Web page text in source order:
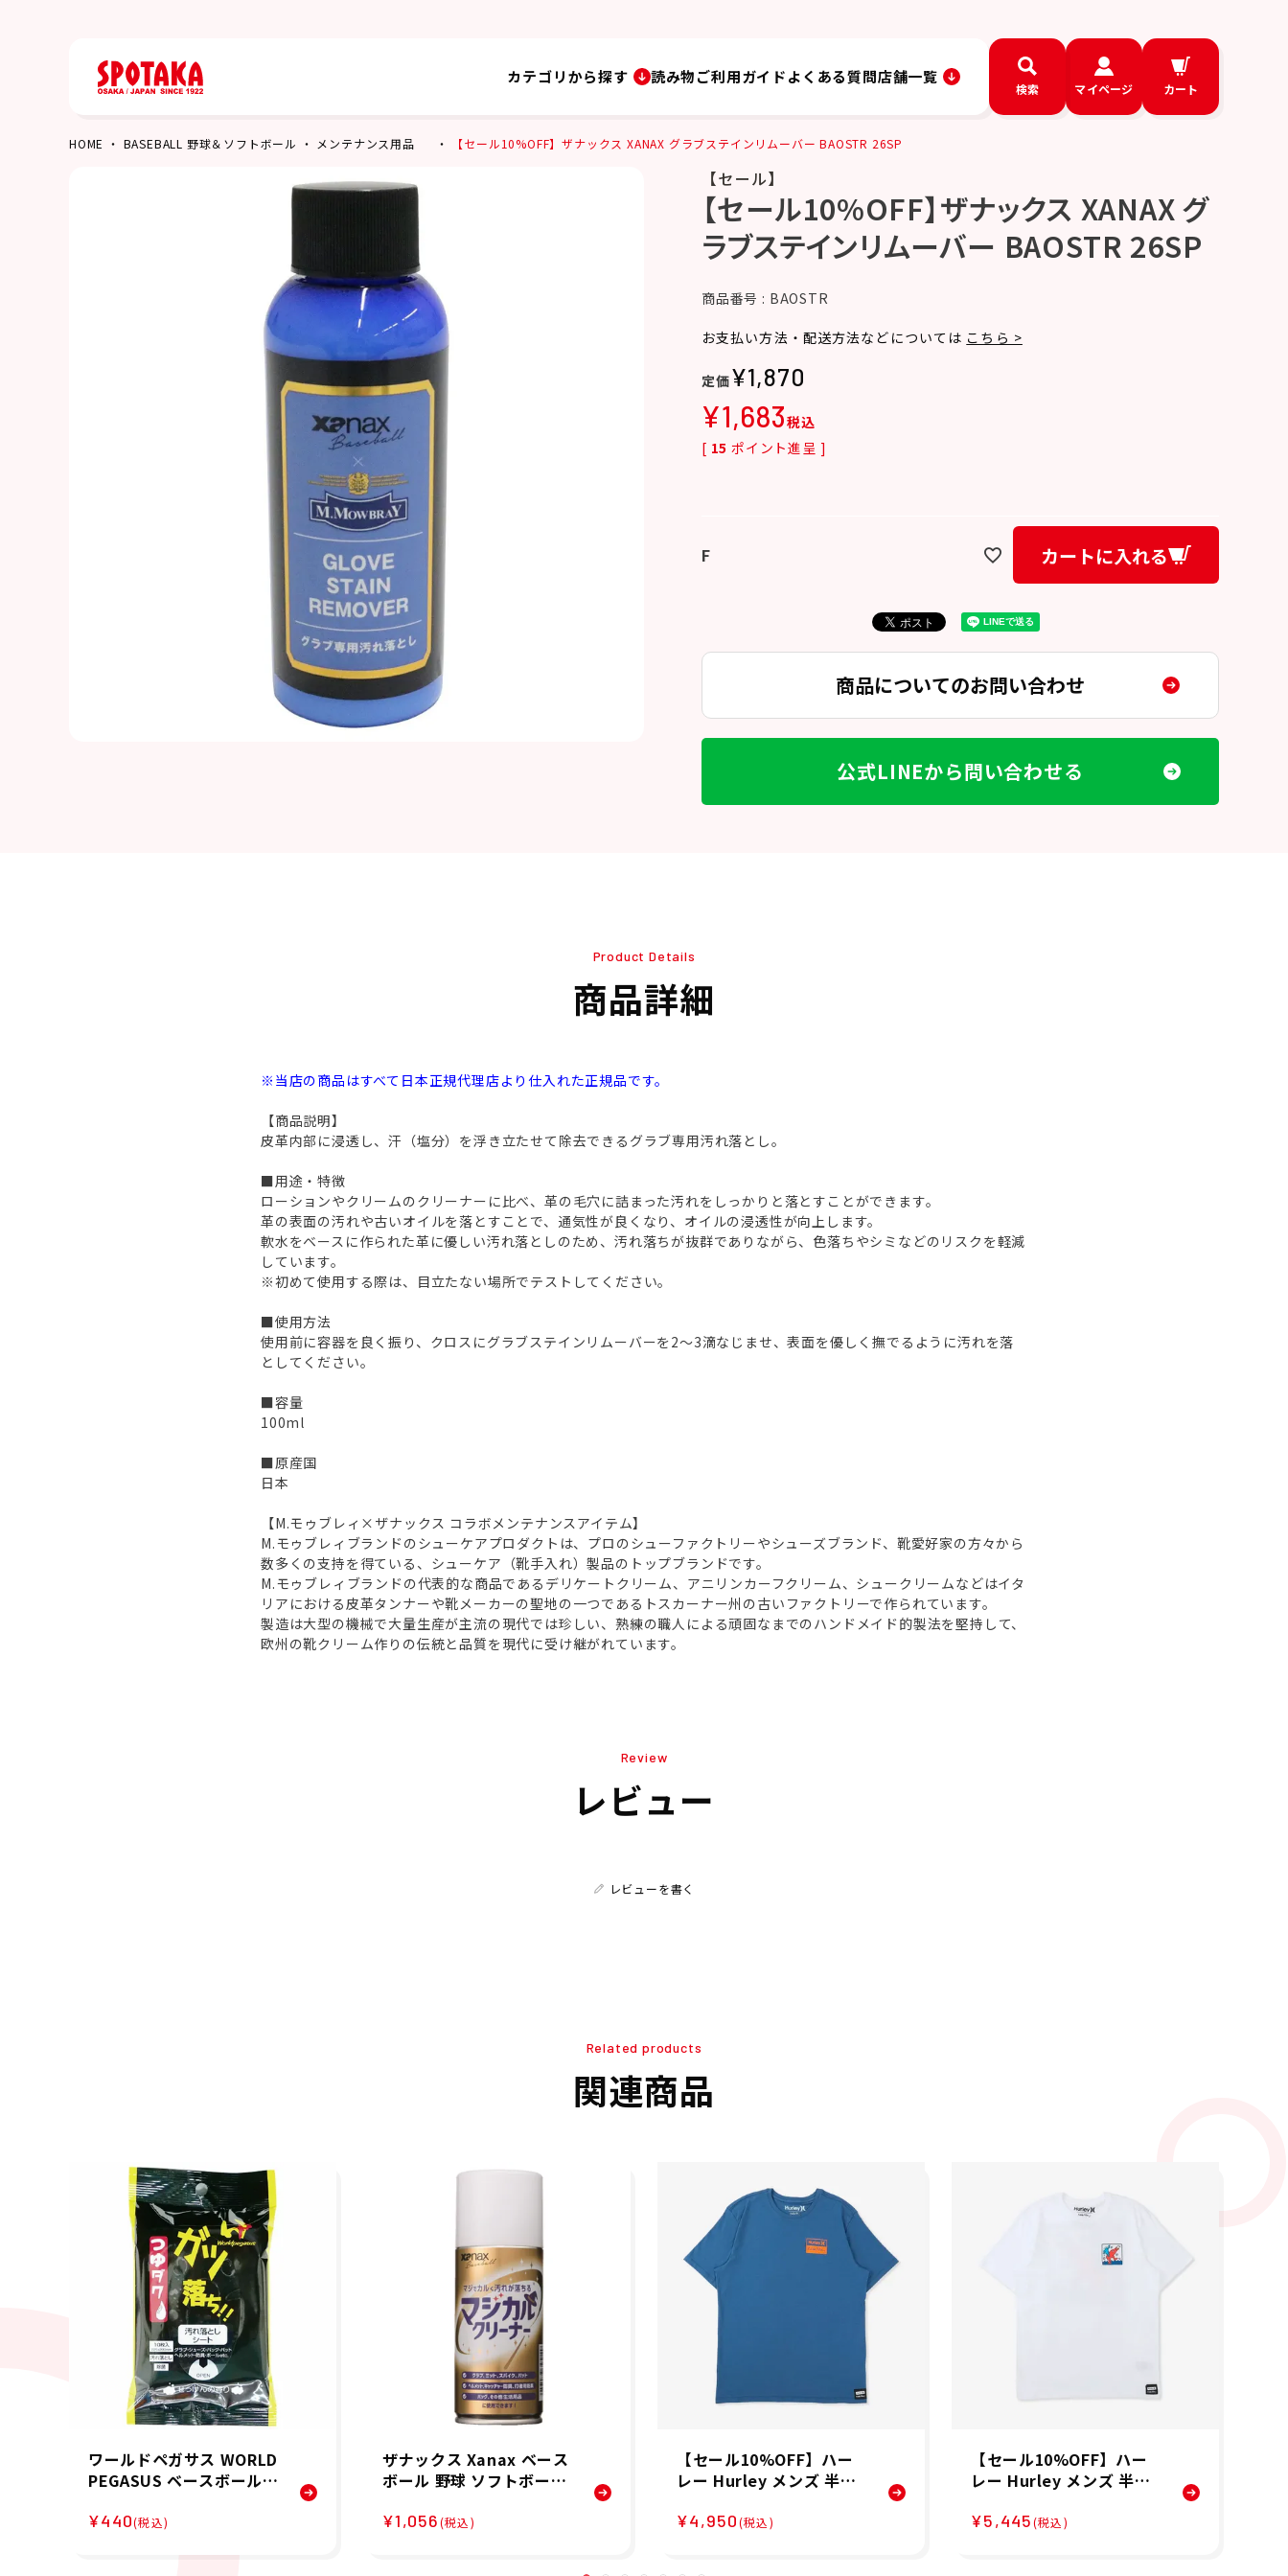
カテゴリから探す 読み物ご利用ガイドよくある質問店舗一覧
検索 マイページ カート
HOME BASEBALL 野球＆ソフトボール メンテナンス用品 【セール10%OFF】ザナックス XANAX グラブステインリムーバー BAOSTR 26SP
【セール】
【セール10%OFF】ザナックス XANAX グ
ラブステインリムーバー BAOSTR 26SP
商品番号 BAOSTR
お支払い方法・配送方法などについては こちら >
¥1,870
¥1,683税込
[ 15 ポイント進呈 ]
F カートに入れる
商品についてのお問い合わせ
公式LINEから問い合わせる
Product Details
商品詳細
※当店の商品はすべて日本正規代理店より仕入れた正規品です。
【商品説明】
皮革内部に浸透し、汗（塩分）を浮き立たせて除去できるグラブ専用汚れ落とし。
■用途・特徴
ローションやクリームのクリーナーに比べ、革の毛穴に詰まった汚れをしっかりと落とすことができます。
革の表面の汚れや古いオイルを落とすことで、通気性が良くなり、オイルの浸透性が向上します。
軟水をベースに作られた革に優しい汚れ落としのため、汚れ落ちが抜群でありながら、色落ちやシミなどのリスクを軽減
しています。
※初めて使用する際は、目立たない場所でテストしてください。
■使用方法
使用前に容器を良く振り、クロスにグラブステインリムーバーを2～3滴なじませ、表面を優しく撫でるように汚れを落
としてください。
■容量
100ml
■原産国
日本
【M.モゥブレィ×ザナックス コラボメンテナンスアイテム】
M.モゥブレィブランドのシューケアプロダクトは、プロのシューファクトリーやシューズブランド、靴愛好家の方々から
数多くの支持を得ている、シューケア（靴手入れ）製品のトップブランドです。
M.モゥブレィブランドの代表的な商品であるデリケートクリーム、アニリンカーフクリーム、シュークリームなどはイタ
リアにおける皮革タンナーや靴メーカーの聖地の一つであるトスカーナー州の古いファクトリーで作られています。
製造は大型の機械で大量生産が主流の現代では珍しい、熟練の職人による頑固なまでのハンドメイド的製法を堅持して、
欧州の靴クリーム作りの伝統と品質を現代に受け継がれています。
Review
レビュー
レビューを書く
Related products
関連商品
ワールドペガサス WORLD
PEGASUS ベースボール
サリー ガツ落ちシート W
¥440(税込)
ザナックス Xanax ベース
ボール 野球 ソフトボール
MC1 メンズ レディース ユ
¥1,056(税込)
【セール10%OFF】ハー
レー Hurley メンズ 半袖
ケープ ショートスリーブ
¥4,950(税込)
【セール10%OFF】ハー
レー Hurley メンズ 半袖
ィンライド ショートスリ
¥5,445(税込)